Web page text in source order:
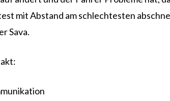
mit Abstand am schlechtesten
Sava.